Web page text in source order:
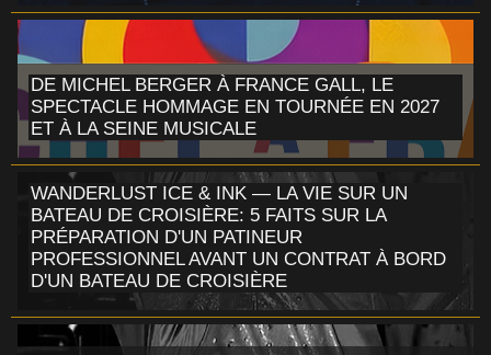
DE MICHEL BERGER À FRANCE GALL, LE
SPECTACLE HOMMAGE EN TOURNÉE EN 2027
ET À LA SEINE MUSICALE
WANDERLUST ICE & INK — LA VIE SUR UN
BATEAU DE CROISIÈRE: 5 FAITS SUR LA
PRÉPARATION D'UN PATINEUR
PROFESSIONNEL AVANT UN CONTRAT À BORD
D'UN BATEAU DE CROISIÈRE